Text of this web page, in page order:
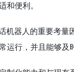
和便利。
机器人的重要考
运行，并且能够及